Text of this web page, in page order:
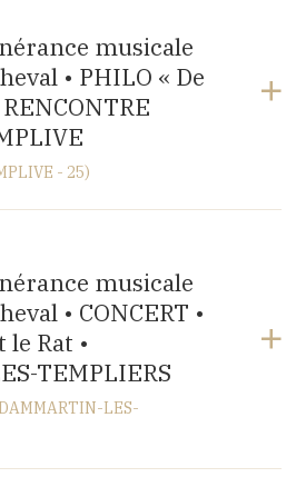
musicale
• PHILO « De
- 25)
Champlive musicale
• CONCERT •
Rat •
TEMPLIERS
LES-